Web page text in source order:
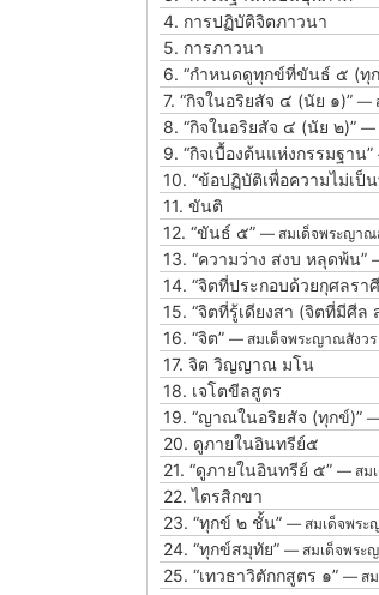
4. การปฏิบัติจิตภาวนา
5. การภาวนา
6. “กำหนดดูทุกข์ที่ขันธ์ ๕ (ทุ
7. “กิจในอริยสัจ ๔ (นัย ๑)” —
8. “กิจในอริยสัจ ๔ (นัย ๒)” —
9. “กิจเบื้องต้นแห่งกรรมฐาน”
10. “ข้อปฏิบัติเพื่อความไม่เป็
11. ขันติ
12. “ขันธ์ ๕” — สมเด็จพระญาณ
13. “ความว่าง สงบ หลุดพ้น”
14. “จิตที่ประกอบด้วยกุศลรา
15. “จิตที่รู้เดียงสา (จิตที่มีศี
16. “จิต” — สมเด็จพระญาณสังวร
17. จิต วิญญาณ มโน
18. เจโตขีลสูตร
19. “ญาณในอริยสัจ (ทุกข์)” —
20. ดูภายในอินทรีย์๕
21. “ดูภายในอินทรีย์ ๕” — สม
22.ไตรสิกขา
23. “ทุกข์ ๒ ชั้น” — สมเด็จพระ
24. “ทุกข์สมุทัย” — สมเด็จพระ
25. “เทวธาวิตักกสูตร ๑” — สม